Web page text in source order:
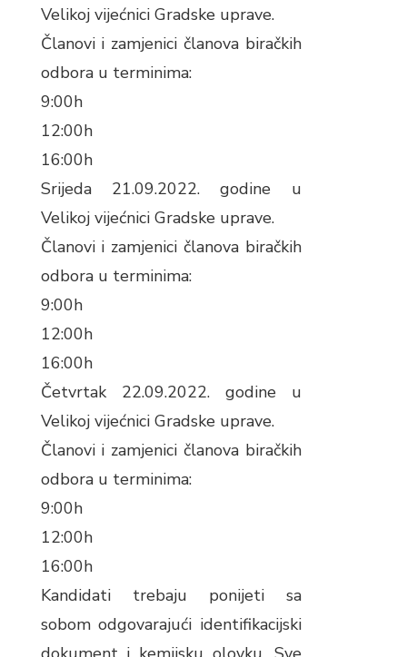
Velikoj vijećnici Gradske uprave.
Članovi i zamjenici članova biračkih
odbora u terminima:
9:00h
12:00h
16:00h
Srijeda 21.09.2022. godine u
Velikoj vijećnici Gradske uprave.
Članovi i zamjenici članova biračkih
odbora u terminima:
9:00h
12:00h
16:00h
Četvrtak 22.09.2022. godine u
Velikoj vijećnici Gradske uprave.
Članovi i zamjenici članova biračkih
odbora u terminima:
9:00h
12:00h
16:00h
Kandidati trebaju ponijeti sa
sobom odgovarajući identifikacijski